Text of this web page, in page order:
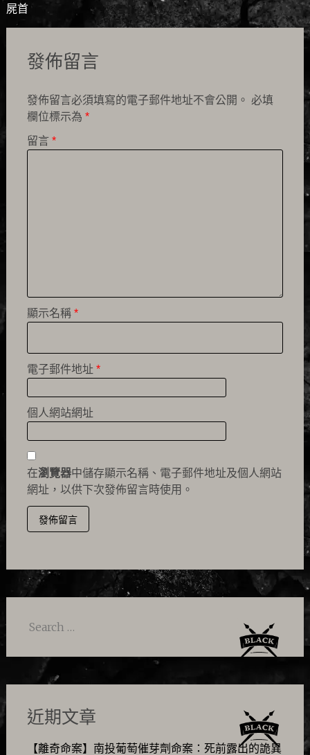
屍首
發佈留言
發佈留言必須填寫的電子郵件地址不會公開。 必填
欄位標示為 *
留言 *
顯示名稱 *
電子郵件地址 *
個人網站網址
在瀏覽器中儲存顯示名稱、電子郵件地址及個人網站
網址，以供下次發佈留言時使用。
Search
近期文章
【離奇命案】南投葡萄催芽劑命案：死前露出的詭異